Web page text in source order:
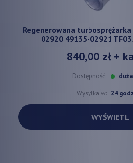
Regenerowana
02920 49135-02921
840,00 zł+
Dostępność:
Wysyłka w: 24
WYŚWIETL